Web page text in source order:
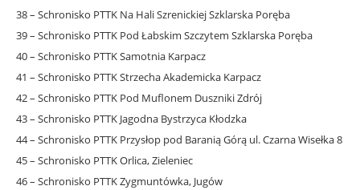
38 – Schronisko PTTK Na Hali Szrenickiej Szklarska Poręba
39 – Schronisko PTTK Pod Łabskim Szczytem Szklarska Poręba
40 – Schronisko PTTK Samotnia Karpacz
41 – Schronisko PTTK Strzecha Akademicka Karpacz
42 – Schronisko PTTK Pod Muflonem Duszniki Zdrój
43 – Schronisko PTTK Jagodna Bystrzyca Kłodzka
44 – Schronisko PTTK Przysłop pod Baranią Górą ul. Czarna Wisełka 8
45 – Schronisko PTTK Orlica, Zieleniec
46 – Schronisko PTTK Zygmuntówka, Jugów